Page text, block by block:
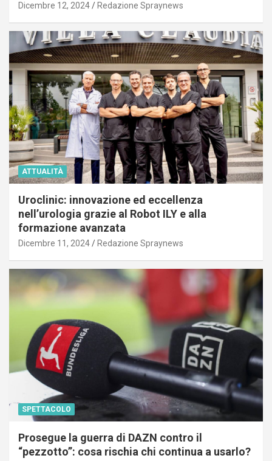
Dicembre 12, 2024 Redazione Spraynews
ATTUALITÀ
Uroclinic: innovazione ed eccellenza
nell’urologia grazie al Robot ILY e alla
formazione avanzata
Dicembre 11, 2024 Redazione Spraynews
SPETTACOLO
Prosegue la guerra di DAZN contro il
“pezzotto”: cosa rischia chi continua a usarlo?